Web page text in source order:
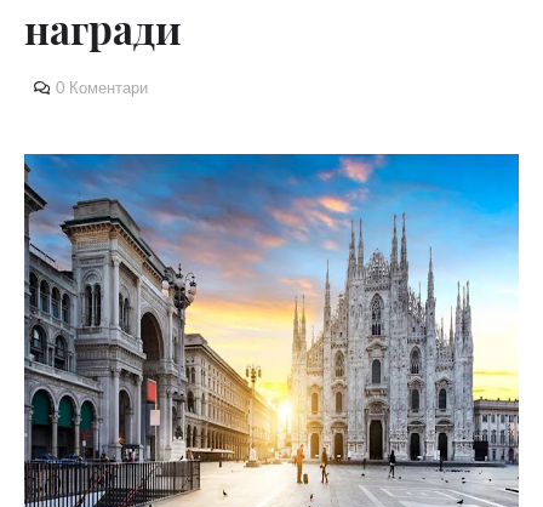
награди
0 Коментари